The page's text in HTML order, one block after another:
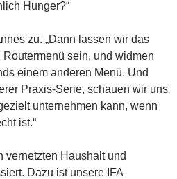
Hunger?“
zu. „Dann lassen wir das
sein, und widmen
einem anderen Menü. Und
Praxis-Serie, schauen wir uns
unternehmen kann, wenn
ist.“
vernetzten Haushalt und
Dazu ist unsere IFA